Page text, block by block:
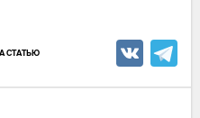
СТАТЬЮ